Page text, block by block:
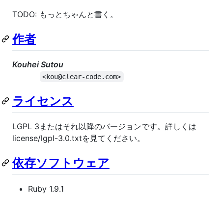
TODO: もっとちゃんと書く。
作者
Kouhei Sutou
<kou@clear-code.com>
ライセンス
LGPL 3またはそれ以降のバージョンです。詳しくは
license/lgpl-3.0.txtを見てください。
依存ソフトウェア
Ruby 1.9.1